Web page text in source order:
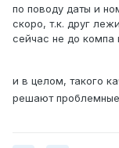
по поводу даты и
скоро, т.к. друг
сейчас не до компа
и в целом, такого
решают